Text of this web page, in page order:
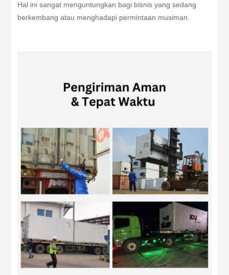
Hal ini sangat menguntungkan bagi bisnis yang sedang
berkembang atau menghadapi permintaan musiman.